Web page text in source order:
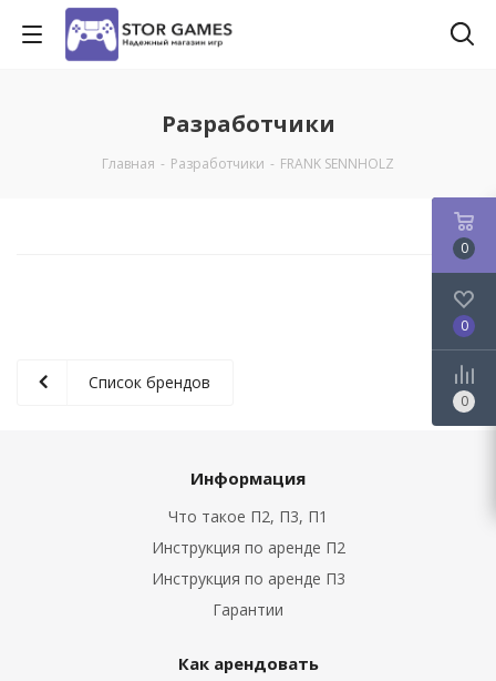
Разработчики
Главная - Разработчики - FRANK SENNHOLZ
Список брендов
Информация
Что такое П2, П3, П1
Инструкция по аренде П2
Инструкция по аренде П3
Гарантии
Как арендовать
0
0
0